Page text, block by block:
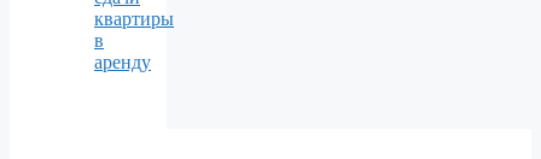
квартиры
в
аренду